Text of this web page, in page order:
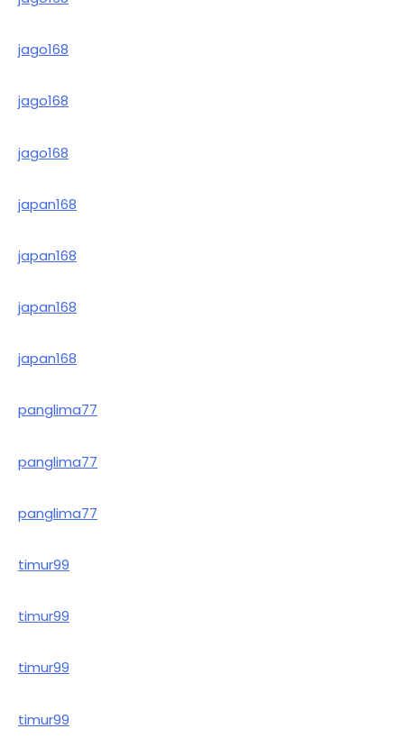
jago168
jago168
jago168
japan168
japan168
japan168
japan168
panglima77
panglima77
panglima77
timur99
timur99
timur99
timur99